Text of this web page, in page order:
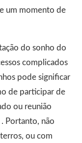
um momento de
do sonho do
complicados
pode significar
de participar de
ou reunião
Portanto, não
ou com